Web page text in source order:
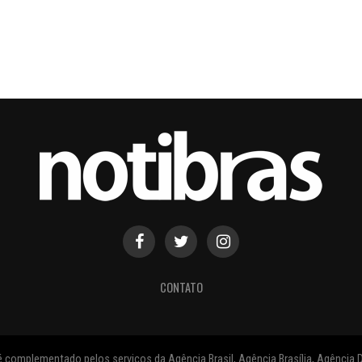
CONTATO
pelos serviços da Agência Brasil, Agência Brasília, Agência